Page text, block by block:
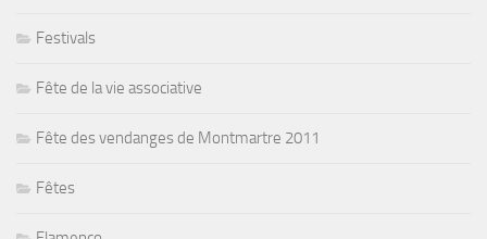
Festivals
Fête de la vie associative
Fête des vendanges de Montmartre 2011
Fêtes